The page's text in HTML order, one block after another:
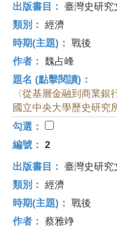
出版書目： 臺灣史研究
類別： 經濟
時期(主題)： 戰後
作者： 魏占峰
題名 (點擊閱讀)：
〈從基層金融到商業
國立中央大學歷史研究
勾選：
編號： 2
出版書目： 臺灣史研究
類別： 經濟
時期(主題)： 戰後
作者： 蔡雅竫